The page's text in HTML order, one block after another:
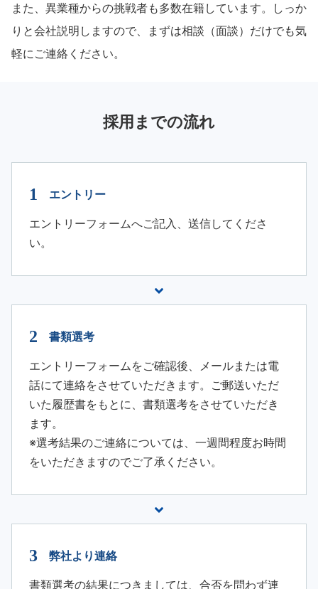
また、異業種からの挑戦者も多数在籍しています。しっか
りと会社説明しますので、まずは相談（面談）だけでも気
軽にご連絡ください。
採用までの流れ
エントリー
エントリーフォームへご記入、送信してくださ
い。
書類選考
エントリーフォームをご確認後、メールまたは電
話にて連絡をさせていただきます。ご郵送いただ
いた履歴書をもとに、書類選考をさせていただき
ます。
※選考結果のご連絡については、一週間程度お時間
をいただきますのでご了承ください。
弊社より連絡
書類選考の結果につきましては、合否を問わず連